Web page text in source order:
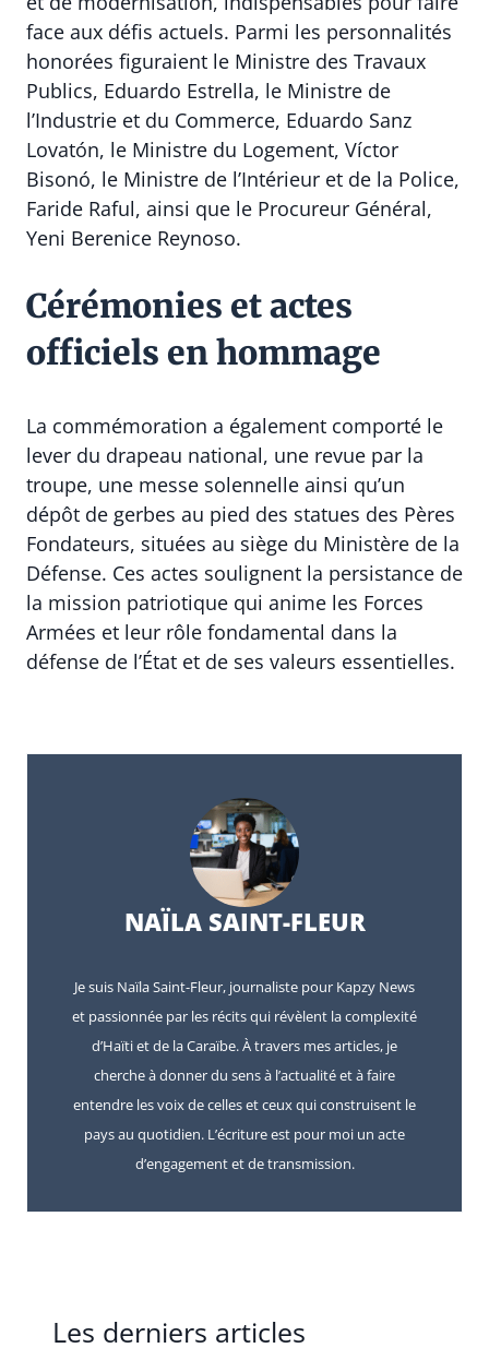
face aux défis actuels. Parmi les personnalités
honorées figuraient le Ministre des Travaux
Publics, Eduardo Estrella, le Ministre de
l’Industrie et du Commerce, Eduardo Sanz
Lovatón, le Ministre du Logement, Víctor
Bisonó, le Ministre de l’Intérieur et de la Police,
Faride Raful, ainsi que le Procureur Général,
Yeni Berenice Reynoso.
Cérémonies et actes
officiels en hommage
La commémoration a également comporté le
lever du drapeau national, une revue par la
troupe, une messe solennelle ainsi qu’un
dépôt de gerbes au pied des statues des Pères
Fondateurs, situées au siège du Ministère de la
Défense. Ces actes soulignent la persistance de
la mission patriotique qui anime les Forces
Armées et leur rôle fondamental dans la
défense de l’État et de ses valeurs essentielles.
NAÏLA SAINT-FLEUR
Je suis Naïla Saint-Fleur, journaliste pour Kapzy News
et passionnée par les récits qui révèlent la complexité
d’Haïti et de la Caraïbe. À travers mes articles, je
cherche à donner du sens à l’actualité et à faire
entendre les voix de celles et ceux qui construisent le
pays au quotidien. L’écriture est pour moi un acte
d’engagement et de transmission.
Les derniers articles